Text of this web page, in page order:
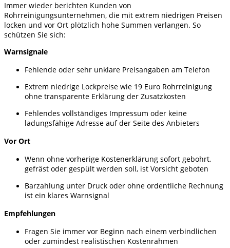
Immer wieder berichten Kunden von
Rohrreinigungsunternehmen, die mit extrem niedrigen Preisen
locken und vor Ort plötzlich hohe Summen verlangen. So
schützen Sie sich:
Warnsignale
Fehlende oder sehr unklare Preisangaben am Telefon
Extrem niedrige Lockpreise wie 19 Euro Rohrreinigung
ohne transparente Erklärung der Zusatzkosten
Fehlendes vollständiges Impressum oder keine
ladungsfähige Adresse auf der Seite des Anbieters
Vor Ort
Wenn ohne vorherige Kostenerklärung sofort gebohrt,
gefräst oder gespült werden soll, ist Vorsicht geboten
Barzahlung unter Druck oder ohne ordentliche Rechnung
ist ein klares Warnsignal
Empfehlungen
Fragen Sie immer vor Beginn nach einem verbindlichen
oder zumindest realistischen Kostenrahmen